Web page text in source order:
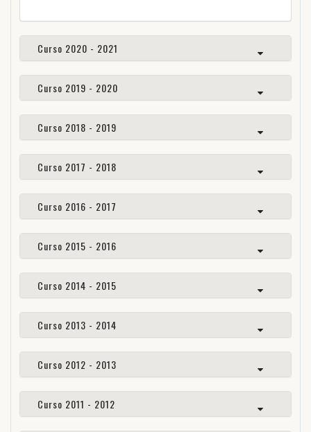
Curso 2020 - 2021
Curso 2019 - 2020
Curso 2018 - 2019
Curso 2017 - 2018
Curso 2016 - 2017
Curso 2015 - 2016
Curso 2014 - 2015
Curso 2013 - 2014
Curso 2012 - 2013
Curso 2011 - 2012